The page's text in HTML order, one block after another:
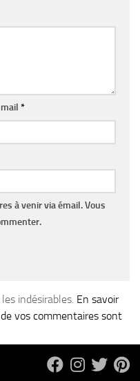
*
à venir via émail. Vous
indésirables. En savoir
vos commentaires sont